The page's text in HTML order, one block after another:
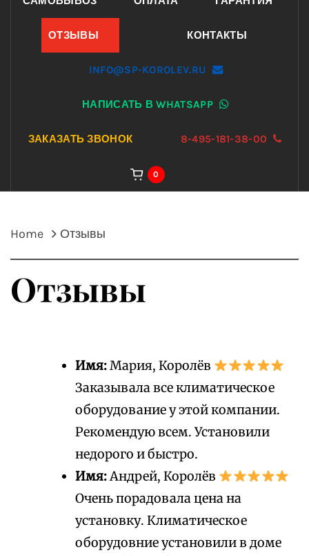
ОТЗЫВЫ КОНТАКТЫ
INFO@SP-KOROLEV.RU
НАПИСАТЬ В WHATSAPP
ЗАКАЗАТЬ ЗВОНОК 8-495-181-38-00
0
Home Отзывы
Отзывы
Имя:Мария, Королёв
Заказывала все климатическое
оборудование у этой компании.
Рекомендую всем. Установили
недорого и быстро.
Имя:Андрей, Королёв
Очень порадовала цена на
установку. Климатическое
оборудовние установили в доме